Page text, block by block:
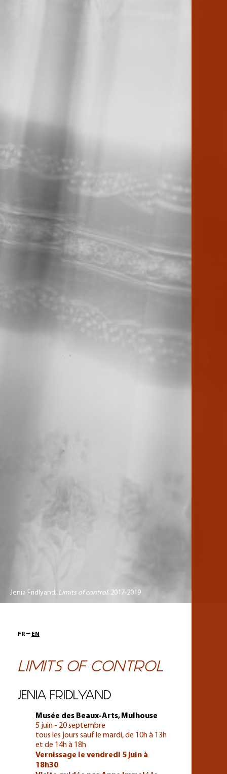
Jenia Fridlyand, Limits of control, 2017-2019
FR ⭢ EN
LIMITS OF CONTROL
JENIA FRIDLYAND
Musée des Beaux-Arts, Mulhouse
5 juin - 20 septembre
tous les jours sauf le mardi, de 10h à 13h
et de 14h à 18h
Vernissage le vendredi 5 juin à
18h30